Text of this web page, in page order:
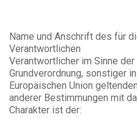
Name und Anschrift des für
Verantwortlichen
Verantwortlicher im Sinne
Grundverordnung, sonstiger
Europäischen Union
anderer Bestimmungen mit
Charakter ist der: